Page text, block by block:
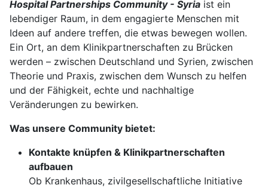
Hospital Partnerships Community - Syria ist ein
lebendiger Raum, in dem engagierte Menschen mit
Ideen auf andere treffen, die etwas bewegen wollen.
Ein Ort, an dem Klinikpartnerschaften zu Brücken
werden – zwischen Deutschland und Syrien, zwischen
Theorie und Praxis, zwischen dem Wunsch zu helfen
und der Fähigkeit, echte und nachhaltige
Veränderungen zu bewirken.
Was unsere Community bietet:
Kontakte knüpfen & Klinikpartnerschaften
aufbauen
Ob Krankenhaus, zivilgesellschaftliche Initiative